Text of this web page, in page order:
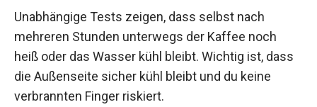
Unabhängige Tests zeigen, dass selbst nach
mehreren Stunden unterwegs der Kaffee noch
heiß oder das Wasser kühl bleibt. Wichtig ist, dass
die Außenseite sicher kühl bleibt und du keine
verbrannten Finger riskiert.